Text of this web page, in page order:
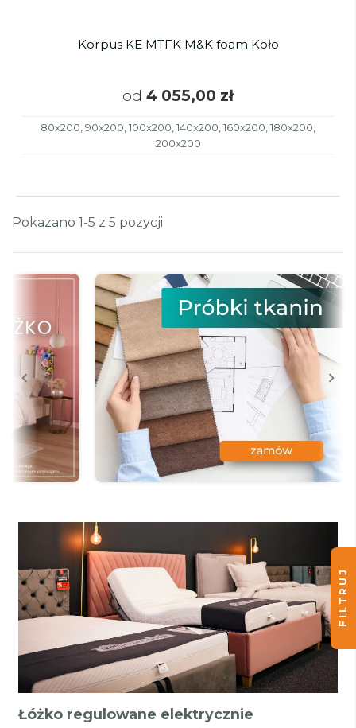
Korpus KE MTFK M&K foam Koło
od 4 055,00 zł
80x200, 90x200, 100x200, 140x200, 160x200, 180x200,
200x200
Pokazano 1-5 z 5 pozycji
Łóżko regulowane elektrycznie
FILTRUJ